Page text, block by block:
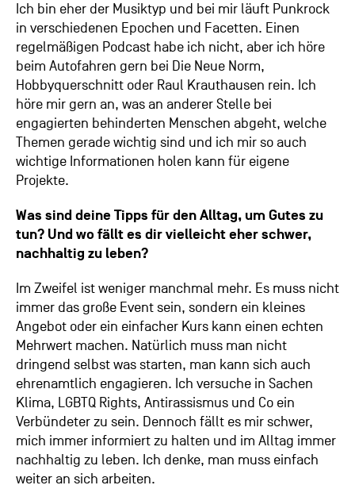
Ich bin eher der Musiktyp und bei mir läuft Punkrock
in verschiedenen Epochen und Facetten. Einen
regelmäßigen Podcast habe ich nicht, aber ich höre
beim Autofahren gern bei Die Neue Norm,
Hobbyquerschnitt oder Raul Krauthausen rein. Ich
höre mir gern an, was an anderer Stelle bei
engagierten behinderten Menschen abgeht, welche
Themen gerade wichtig sind und ich mir so auch
wichtige Informationen holen kann für eigene
Projekte.
Was sind deine Tipps für den Alltag, um Gutes zu
tun? Und wo fällt es dir vielleicht eher schwer,
nachhaltig zu leben?
Im Zweifel ist weniger manchmal mehr. Es muss nicht
immer das große Event sein, sondern ein kleines
Angebot oder ein einfacher Kurs kann einen echten
Mehrwert machen. Natürlich muss man nicht
dringend selbst was starten, man kann sich auch
ehrenamtlich engagieren. Ich versuche in Sachen
Klima, LGBTQ Rights, Antirassismus und Co ein
Verbündeter zu sein. Dennoch fällt es mir schwer,
mich immer informiert zu halten und im Alltag immer
nachhaltig zu leben. Ich denke, man muss einfach
weiter an sich arbeiten.